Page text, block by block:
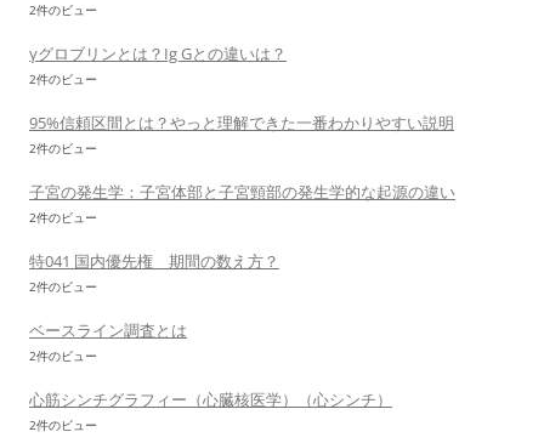
2件のビュー
γグロブリンとは？Ig Gとの違いは？
2件のビュー
95%信頼区間とは？やっと理解できた一番わかりやすい説明
2件のビュー
子宮の発生学：子宮体部と子宮頸部の発生学的な起源の違い
2件のビュー
特041 国内優先権 期間の数え方？
2件のビュー
ベースライン調査とは
2件のビュー
心筋シンチグラフィー（心臓核医学）（心シンチ）
2件のビュー